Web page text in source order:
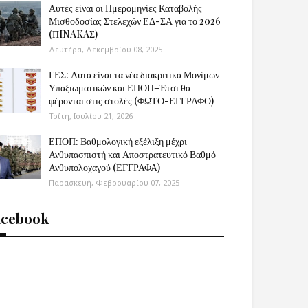
Αυτές είναι οι Ημερομηνίες Καταβολής
Μισθοδοσίας Στελεχών ΕΔ-ΣΑ για το 2026
(ΠINAKAΣ)
Δευτέρα, Δεκεμβρίου 08, 2025
ΓΕΣ: Αυτά είναι τα νέα διακριτικά Μονίμων
Υπαξιωματικών και ΕΠΟΠ–Έτσι θα
φέρονται στις στολές (ΦΩΤΟ-ΕΓΓΡΑΦΟ)
Τρίτη, Ιουλίου 21, 2026
ΕΠΟΠ: Βαθμολογική εξέλιξη μέχρι
Ανθυπασπιστή και Αποστρατευτικό Βαθμό
Ανθυπολοχαγού (ΕΓΓΡΑΦΑ)
Παρασκευή, Φεβρουαρίου 07, 2025